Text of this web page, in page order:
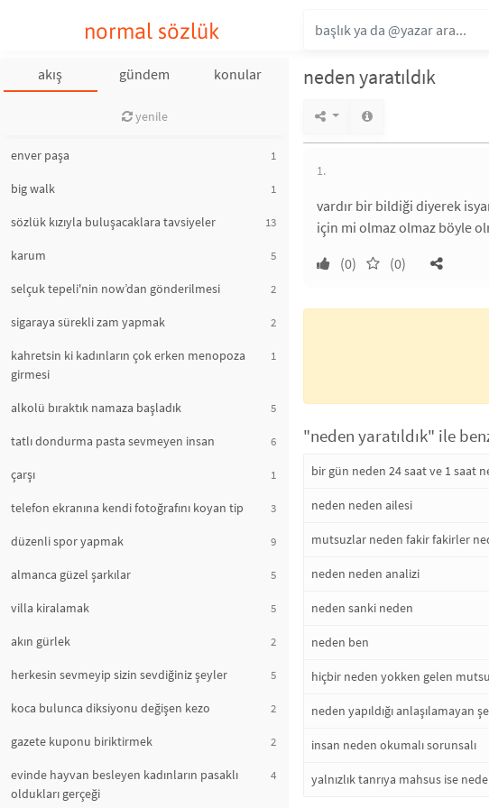
normal sözlük
akış gündem konular
yenile
enver paşa 1
big walk 1
sözlük kızıyla buluşacaklara tavsiyeler 13
karum 5
selçuk tepeli'nin now’dan gönderilmesi 2
sigaraya sürekli zam yapmak 2
kahretsin ki kadınların çok erken menopoza
girmesi
1
alkolü bıraktık namaza başladık 5
tatlı dondurma pasta sevmeyen insan 6
çarşı 1
telefon ekranına kendi fotoğrafını koyan tip 3
düzenli spor yapmak 9
almanca güzel şarkılar 5
villa kiralamak 5
akın gürlek 2
herkesin sevmeyip sizin sevdiğiniz şeyler 5
koca bulunca diksiyonu değişen kezo 2
gazete kuponu biriktirmek 2
evinde hayvan besleyen kadınların pasaklı
oldukları gerçeği
4
neden yaratıldık
1.
vardır bir bildiği diyerek
için mi olmaz olmaz böyle
(0)
(0)
"neden yaratıldık" ile
bir gün neden 24 saat ve 1 saat
neden neden ailesi
mutsuzlar neden fakir fakirler
neden neden analizi
neden sanki neden
neden ben
hiçbir neden yokken gelen
neden yapıldığı anlaşılamayan
insan neden okumalı sorunsalı
yalnızlık tanrıya mahsus ise